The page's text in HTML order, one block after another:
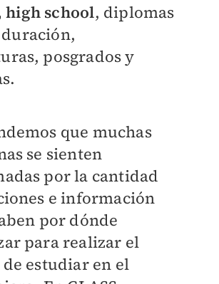
high school, diplomas
posgrados y
que muchas
se sienten
por la cantidad
e información
por dónde
para realizar el
de estudiar en el